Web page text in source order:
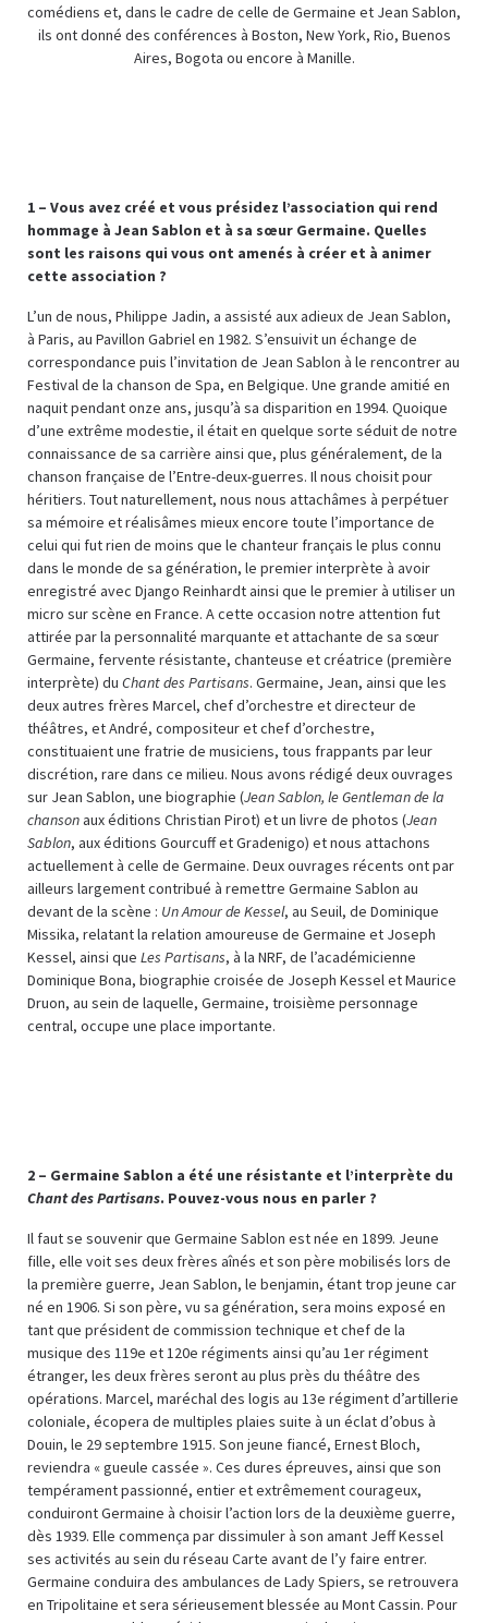
comédiens et, dans le cadre de celle de Germaine et Jean Sablon,
ils ont donné des conférences à Boston, New York, Rio, Buenos
Aires, Bogota ou encore à Manille.
1 – Vous avez créé et vous présidez l’association qui rend
hommage à Jean Sablon et à sa sœur Germaine. Quelles
sont les raisons qui vous ont amenés à créer et à animer
cette association ?
L’un de nous, Philippe Jadin, a assisté aux adieux de Jean Sablon,
à Paris, au Pavillon Gabriel en 1982. S’ensuivit un échange de
correspondance puis l’invitation de Jean Sablon à le rencontrer au
Festival de la chanson de Spa, en Belgique. Une grande amitié en
naquit pendant onze ans, jusqu’à sa disparition en 1994. Quoique
d’une extrême modestie, il était en quelque sorte séduit de notre
connaissance de sa carrière ainsi que, plus généralement, de la
chanson française de l’Entre-deux-guerres. Il nous choisit pour
héritiers. Tout naturellement, nous nous attachâmes à perpétuer
sa mémoire et réalisâmes mieux encore toute l’importance de
celui qui fut rien de moins que le chanteur français le plus connu
dans le monde de sa génération, le premier interprète à avoir
enregistré avec Django Reinhardt ainsi que le premier à utiliser un
micro sur scène en France. A cette occasion notre attention fut
attirée par la personnalité marquante et attachante de sa sœur
Germaine, fervente résistante, chanteuse et créatrice (première
interprète) du Chant des Partisans. Germaine, Jean, ainsi que les
deux autres frères Marcel, chef d’orchestre et directeur de
théâtres, et André, compositeur et chef d’orchestre,
constituaient une fratrie de musiciens, tous frappants par leur
discrétion, rare dans ce milieu. Nous avons rédigé deux ouvrages
sur Jean Sablon, une biographie (Jean Sablon, le Gentleman de la
chansonaux éditions Christian Pirot) et un livre de photos (Jean
Sablon, aux éditions Gourcuff et Gradenigo) et nous attachons
actuellement à celle de Germaine. Deux ouvrages récents ont par
ailleurs largement contribué à remettre Germaine Sablon au
devant de la scène : Un Amour de Kessel, au Seuil, de Dominique
Missika, relatant la relation amoureuse de Germaine et Joseph
Kessel, ainsi que Les Partisans, à la NRF, de l’académicienne
Dominique Bona, biographie croisée de Joseph Kessel et Maurice
Druon, au sein de laquelle, Germaine, troisième personnage
central, occupe une place importante.
2 – Germaine Sablon a été une résistante et l’interprète du
Chant des Partisans. Pouvez-vous nous en parler ?
Il faut se souvenir que Germaine Sablon est née en 1899. Jeune
fille, elle voit ses deux frères aînés et son père mobilisés lors de
la première guerre, Jean Sablon, le benjamin, étant trop jeune car
né en 1906. Si son père, vu sa génération, sera moins exposé en
tant que président de commission technique et chef de la
musique des 119e et 120e régiments ainsi qu’au 1er régiment
étranger, les deux frères seront au plus près du théâtre des
opérations. Marcel, maréchal des logis au 13e régiment d’artillerie
coloniale, écopera de multiples plaies suite à un éclat d’obus à
Douin, le 29 septembre 1915. Son jeune fiancé, Ernest Bloch,
reviendra « gueule cassée ». Ces dures épreuves, ainsi que son
tempérament passionné, entier et extrêmement courageux,
conduiront Germaine à choisir l’action lors de la deuxième guerre,
dès 1939. Elle commença par dissimuler à son amant Jeff Kessel
ses activités au sein du réseau Carte avant de l’y faire entrer.
Germaine conduira des ambulances de Lady Spiers, se retrouvera
en Tripolitaine et sera sérieusement blessée au Mont Cassin. Pour